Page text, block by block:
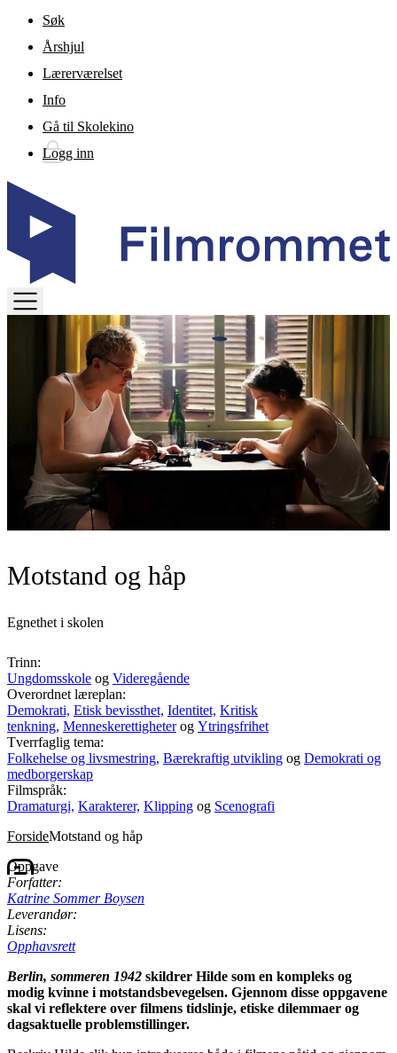
Gå til hovedinnhold
Søk
Årshjul
Lærerværelset
Info
Gå til Skolekino
Logg inn
Motstand og håp
Egnethet i skolen
Trinn:
Ungdomsskole og Videregående
Overordnet læreplan:
Demokrati, Etisk bevissthet, Identitet, Kritisk
tenkning, Menneskerettigheterog Ytringsfrihet
Tverrfaglig tema:
Folkehelse og livsmestring, Bærekraftig utvikling og Demokrati og
medborgerskap
Filmspråk:
Dramaturgi, Karakterer, Klipping og Scenografi
ForsideMotstand og håp
Oppgave
Forfatter:
Katrine Sommer Boysen
Leverandør:
Lisens:
Opphavsrett
Berlin, sommeren 1942 skildrer Hilde som en kompleks og
modig kvinne i motstandsbevegelsen. Gjennom disse oppgavene
skal vi reflektere over filmens tidslinje, etiske dilemmaer og
dagsaktuelle problemstillinger.